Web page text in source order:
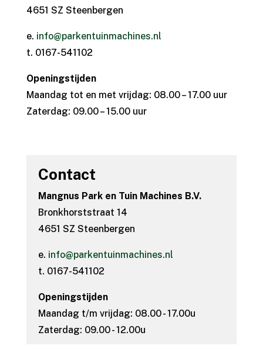
4651 SZ Steenbergen
e. info@parkentuinmachines.nl
t. 0167-541102
Openingstijden
Maandag tot en met vrijdag: 08.00 – 17.00 uur
Zaterdag: 09.00 – 15.00 uur
Contact
Mangnus Park en Tuin Machines B.V.
Bronkhorststraat 14
4651 SZ Steenbergen
e. info@parkentuinmachines.nl
t. 0167-541102
Openingstijden
Maandag t/m vrijdag: 08.00 - 17.00u
Zaterdag: 09.00 - 12.00u